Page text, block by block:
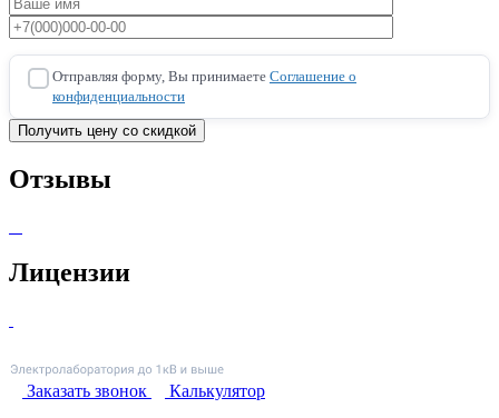
Отправляя форму, Вы принимаете Соглашение о
конфиденциальности
Отзывы
Лицензии
Заказать звонок
Калькулятор